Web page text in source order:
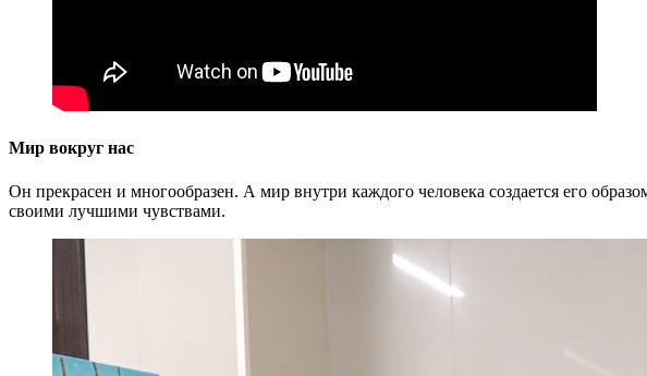
Мир вокруг нас
Он прекрасен и многообразен. А мир внутри каждого человека создается его
своими лучшими чувствами.